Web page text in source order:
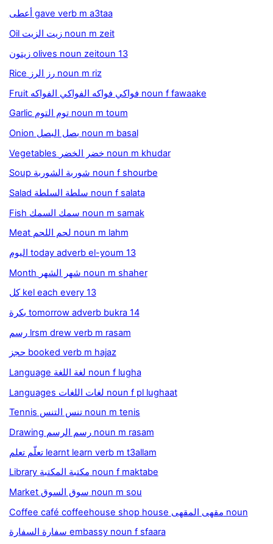
أعطى gave verb m a3taa
Oil زيت الزيت noun m zeit
زيتون olives noun zeitoun 13
Rice رز الرز noun m riz
Fruit فواكي فواكه الفواكي الفواكه noun f fawaake
Garlic توم التوم noun m toum
Onion بصل البصل noun m basal
Vegetables خضر الخضر noun m khudar
Soup شوربة الشوربة noun f shourbe
Salad سلطة السلطة noun f salata
Fish سمك السمك noun m samak
Meat لحم اللحم noun m lahm
اليوم today adverb el-youm 13
Month شهر الشهر noun m shaher
كل kel each every 13
بكرة tomorrow adverb bukra 14
رسم lrsm drew verb m rasam
حجز booked verb m hajaz
Language لغة اللغة noun f lugha
Languages لغات اللغات noun f pl lughaat
Tennis تنس التنس noun m tenis
Drawing رسم الرسم noun m rasam
تعلّم تعلم learnt learn verb m t3allam
Library مكتبة المكتبة noun f maktabe
Market سوق السوق noun m sou
Coffee café coffeehouse shop house مقهى المقهى noun
سفارة السفارة embassy noun f sfaara